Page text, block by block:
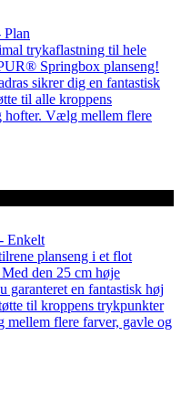
trykaflastning til hele
Springbox planseng!
sikrer dig en fantastisk
til alle kroppens
hofter. Vælg mellem flere
Enkelt
planseng i et flot
den 25 cm høje
garanteret en fantastisk høj
til kroppens trykpunkter
flere farver, gavle og